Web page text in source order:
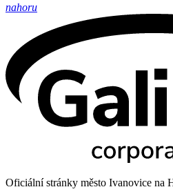
nahoru
Oficiální stránky město Ivanovice na